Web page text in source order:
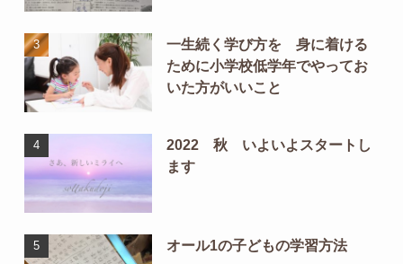
一生続く学び方を 身に着ける
ために小学校低学年でやってお
いた方がいいこと
2022 秋 いよいよスタートし
ます
オール1の子どもの学習方法